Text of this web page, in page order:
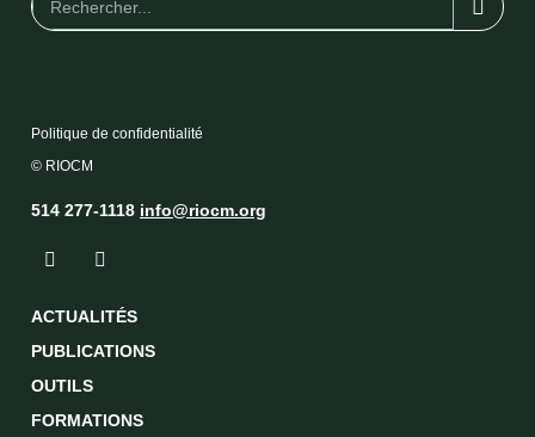
Politique de confidentialité
© RIOCM
514 277-1118 info@riocm.org
ACTUALITÉS
PUBLICATIONS
OUTILS
FORMATIONS